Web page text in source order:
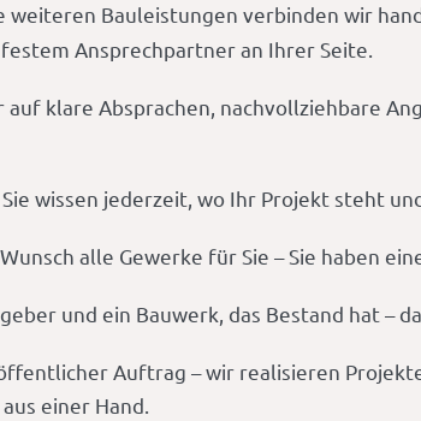
weiteren Bauleistungen verbinden wir
Ansprechpartner an Ihrer Seite.
auf klare Absprachen, nachvollziehbare
wissen jederzeit, wo Ihr Projekt steht
alle Gewerke für Sie – Sie haben
und ein Bauwerk, das Bestand hat –
Auftrag – wir realisieren
einer Hand.